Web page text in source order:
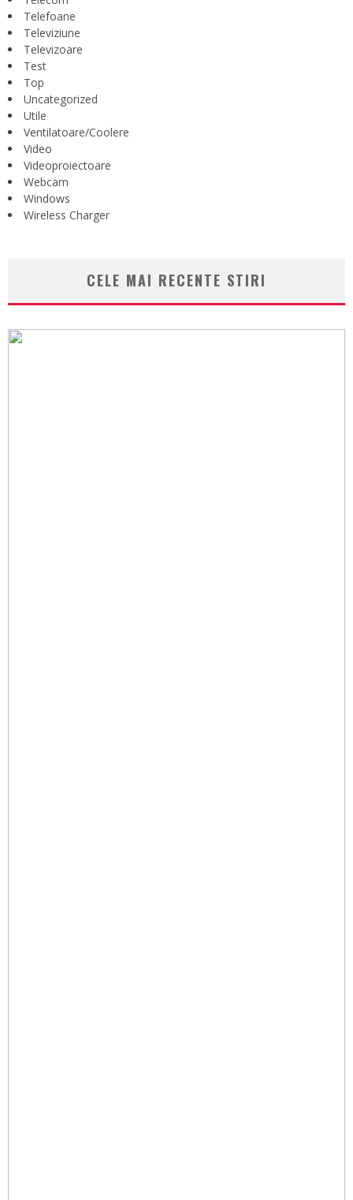
Telefoane
Televiziune
Televizoare
Test
Top
Uncategorized
Utile
Ventilatoare/Coolere
Video
Videoproiectoare
Webcam
Windows
Wireless Charger
CELE MAI RECENTE STIRI